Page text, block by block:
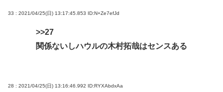
33 : 2021/04/25(日) 13:17:45.853 ID:N+Ze7efJd
>>27
関係ないしハウルの木村拓哉はセンスある
28 : 2021/04/25(日) 13:16:46.992 ID:RYXAbdxAa